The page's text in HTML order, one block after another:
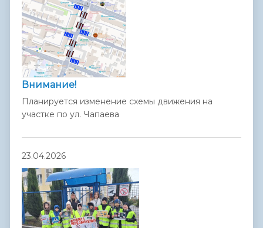
Внимание!
Планируется изменение схемы движения на
участке по ул. Чапаева
23.04.2026